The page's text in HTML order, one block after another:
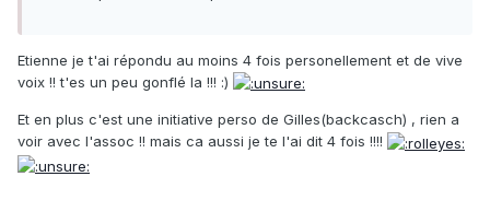
Etienne je t'ai répondu au moins 4 fois personellement et de vive
voix !! t'es un peu gonflé la !!! :)
Et en plus c'est une initiative perso de Gilles(backcasch) , rien a
voir avec l'assoc !! mais ca aussi je te l'ai dit 4 fois !!!!